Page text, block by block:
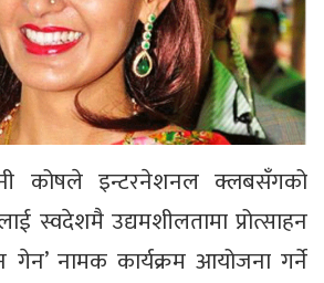
कोषले इन्टरनेशनल क्लबसँगको
स्वदेशमै उद्यमशीलतामा प्रोत्साहन
गेन’ नामक कार्यक्रम आयोजना गर्ने